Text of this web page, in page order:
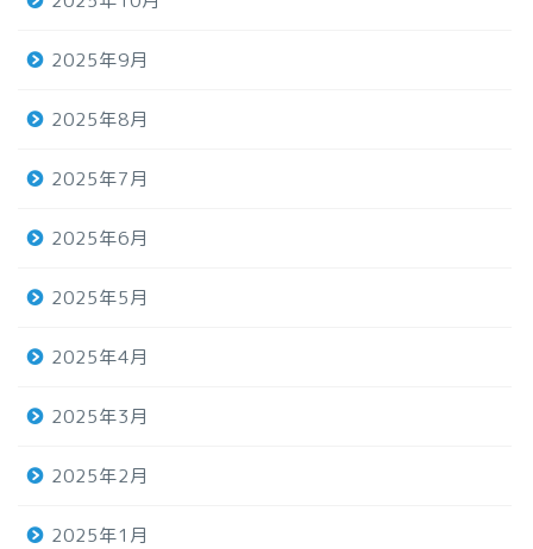
2025年9月
2025年8月
2025年7月
2025年6月
2025年5月
2025年4月
2025年3月
2025年2月
2025年1月